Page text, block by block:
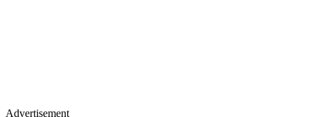
Advertisement